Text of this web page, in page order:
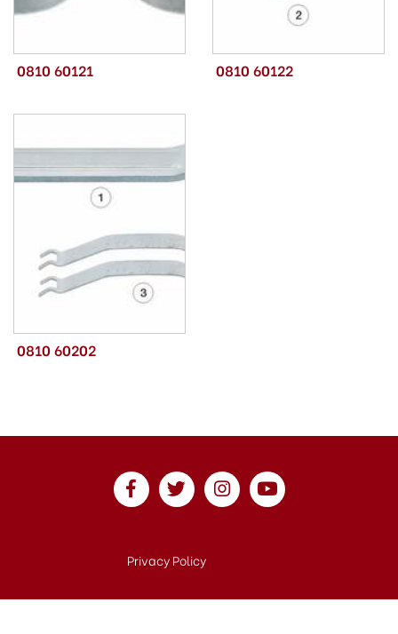
0810 60121 0810 60122
0810 60202
Privacy Policy